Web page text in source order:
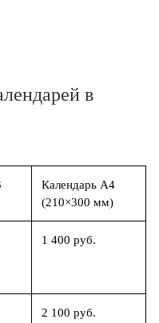
в
Календарь А4
(210×300 мм)
1 400 руб.
2 100 руб.